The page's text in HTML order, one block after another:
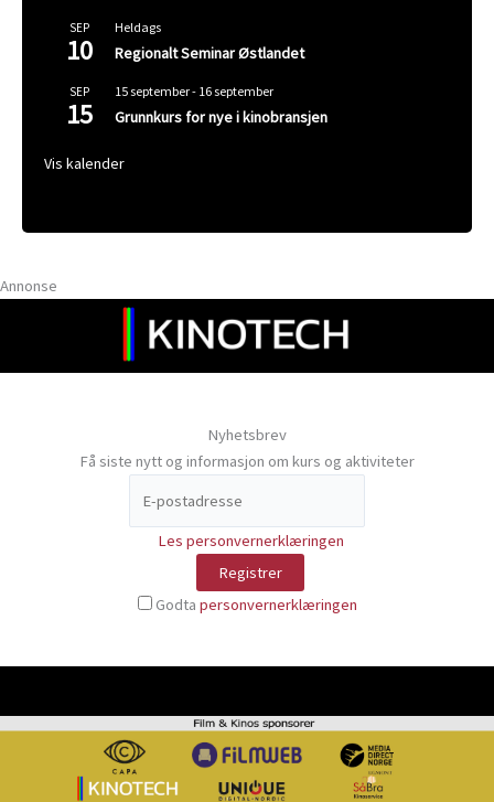
SEP
10
Heldags
Regionalt Seminar Østlandet
SEP
15
15 september- 16 september
Grunnkurs for nye i kinobransjen
Vis kalender
Annonse
Nyhetsbrev
Få siste nytt og informasjon om kurs og aktiviteter
Les personvernerklæringen
Godta personvernerklæringen